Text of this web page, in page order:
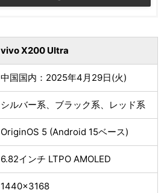
vivo X200 Ultra
中国国内：2025年4月29日(火)
シルバー系、ブラック系、レッド系
OriginOS 5 (Android 15ベース)
6.82インチ LTPO AMOLED
1440×3168